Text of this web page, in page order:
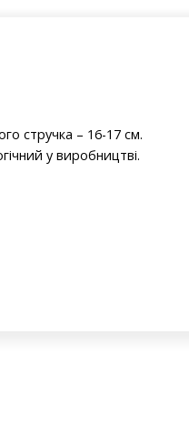
стручка – 16-17 см.
у виробництві.